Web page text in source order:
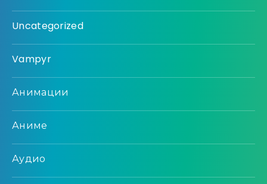
Uncategorized
Vampyr
Анимации
Аниме
Аудио